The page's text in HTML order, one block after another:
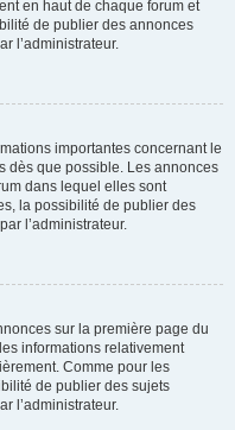
en haut de chaque forum et
de publier des annonces
l’administrateur.
importantes concernant le
dès que possible. Les annonces
dans lequel elles sont
la possibilité de publier des
l’administrateur.
sur la première page du
informations relativement
Comme pour les
de publier des sujets
l’administrateur.